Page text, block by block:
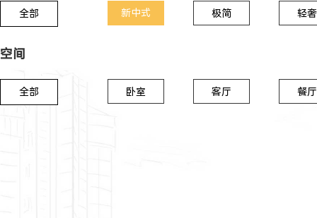
全部 新中式 极简 轻奢
空间
全部 卧室 客厅 餐厅